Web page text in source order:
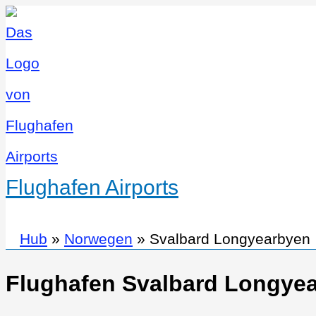
Flughafen Airports
Hub » Norwegen » Svalbard Longyearbyen
Flughafen Svalbard